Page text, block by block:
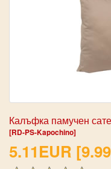
Калъфка памучен
[RD-PS-Kapochino]
5.11EUR